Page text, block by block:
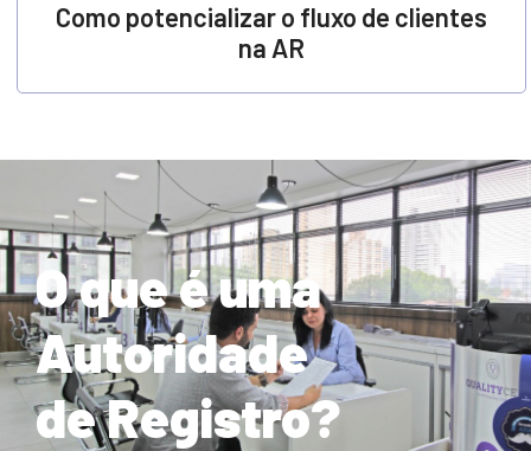
Como potencializar o fluxo de clientes
na AR
O que é uma
Autoridade
de Registro?